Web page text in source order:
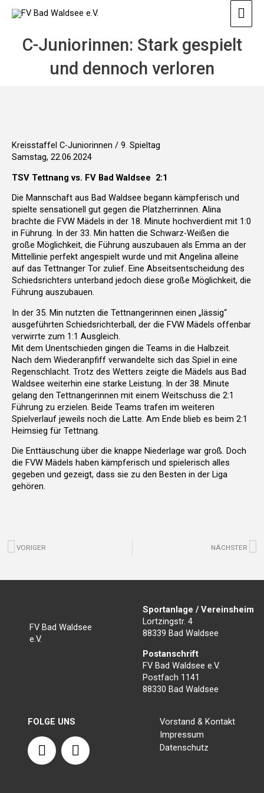
Inhalt
C-Juniorinnen: Stark gespielt
und dennoch verloren
Kreisstaffel C-Juniorinnen / 9. Spieltag
Samstag, 22.06.2024
TSV Tettnang vs. FV Bad Waldsee 2:1
Die Mannschaft aus Bad Waldsee begann kämpferisch und
spielte sensationell gut gegen die Platzherrinnen. Alina
brachte die FVW Mädels in der 18. Minute hochverdient mit 1:0
in Führung. In der 33. Min hatten die Schwarz-Weißen die
große Möglichkeit, die Führung auszubauen als Emma an der
Mittellinie perfekt angespielt wurde und mit Angelina alleine
auf das Tettnanger Tor zulief. Eine Abseitsentscheidung des
Schiedsrichters unterband jedoch diese große Möglichkeit, die
Führung auszubauen.
In der 35. Min nutzten die Tettnangerinnen einen „lässig“
ausgeführten Schiedsrichterball, der die FVW Mädels offenbar
verwirrte zum 1:1 Ausgleich.
Mit dem Unentschieden gingen die Teams in die Halbzeit.
Nach dem Wiederanpfiff verwandelte sich das Spiel in eine
Regenschlacht. Trotz des Wetters zeigte die Mädels aus Bad
Waldsee weiterhin eine starke Leistung. In der 38. Minute
gelang den Tettnangerinnen mit einem Weitschuss die 2:1
Führung zu erzielen. Beide Teams trafen im weiteren
Spielverlauf jeweils noch die Latte. Am Ende blieb es beim 2:1
Heimsieg für Tettnang.
Die Enttäuschung über die knappe Niederlage war groß. Doch
die FVW Mädels haben kämpferisch und spielerisch alles
gegeben und gezeigt, dass sie zu den Besten in der Liga
gehören.
Zurück
VORIGER NÄCHSTER
FV Bad Waldsee
e.V.
Sportanlage / Vereinsheim
Lortzingstr. 4
88339 Bad Waldsee
Postanschrift
FV Bad Waldsee e.V.
Postfach 1141
88330 Bad Waldsee
FOLGE UNS
F
a
I
n
Vorstand & Kontakt
Impressum
Datenschutz